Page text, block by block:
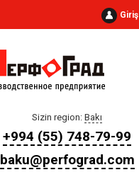
Giriş
Sizin region: Bakı
+994 (55) 748-79-99
baku@perfograd.com